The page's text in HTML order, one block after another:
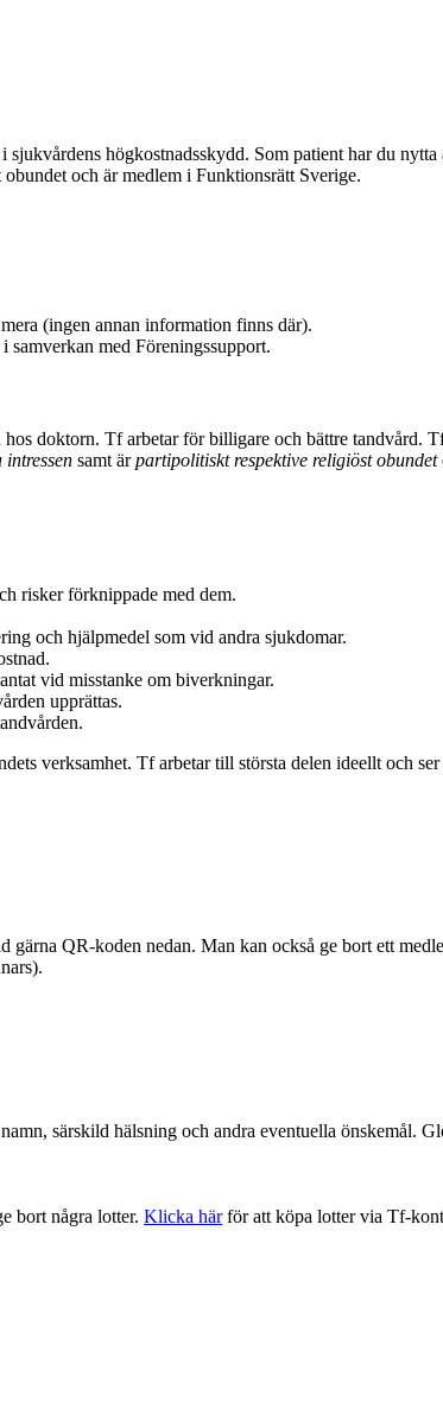
högkostnadsskydd. Som patient har du
och är medlem i Funktionsrätt Sverige.
(ingen annan information finns där).
med Föreningssupport.
doktorn. Tf arbetar för billigare och bättre tandvård.
samt ärpartipolitiskt respektive religiöst obundet
risker förknippade med dem.
och hjälpmedel som vid andra sjukdomar.
vid misstanke om biverkningar.
upprättas.
verksamhet. Tf arbetar till största delen ideellt och
QR-koden nedan. Man kan också ge bort ett
särskild hälsning och andra eventuella önskemål.
bort några lotter. Klicka härför att köpa lotter via Tf-